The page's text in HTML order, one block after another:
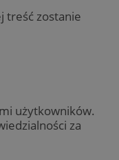
treść zostanie
użytkowników.
za